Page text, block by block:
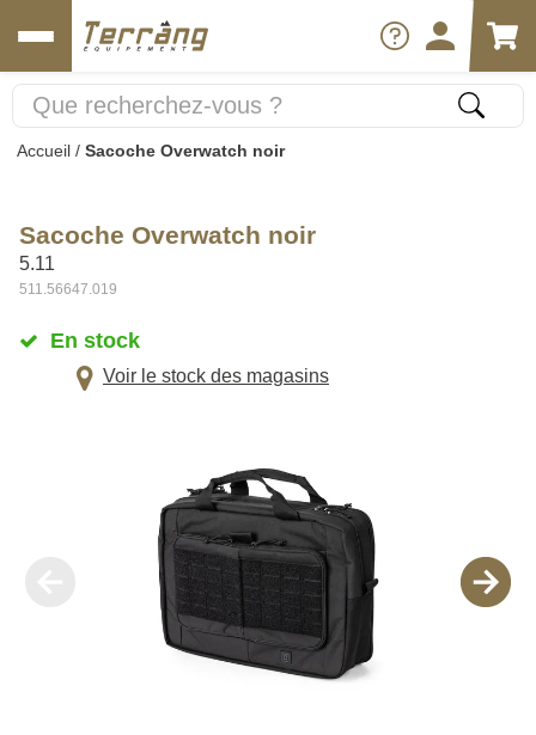
Accueil / Sacoche Overwatch noir
Sacoche Overwatch noir
5.11
511.56647.019
En stock
Voir le stock des magasins